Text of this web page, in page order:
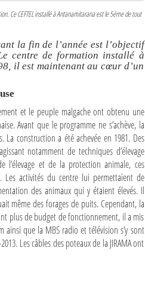
Ce CEFTEL installé à Antanamitarana est le 5ème de tout
la fin de l’année est l’objectif
centre de formation installé à
il est maintenant au cœur d’un
et le peuple malgache ont obtenu une
Avant que le programme ne s’achève, la
construction a été achevée en 1981. Des
notamment de techniques d’élevage
l’élevage et de la protection animale, ces
Les activités du centre lui permettaient de
des animaux qui y étaient élevés. Il
même des forages de puits. Cependant, la
plus de budget de fonctionnement, il a mis
ainsi que la MBS radio et télévision s’y sont
Les câbles des poteaux de la JIRAMA ont